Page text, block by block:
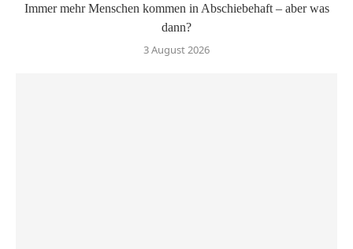
Immer mehr Menschen kommen in Abschiebehaft – aber was
dann?
3 August 2026